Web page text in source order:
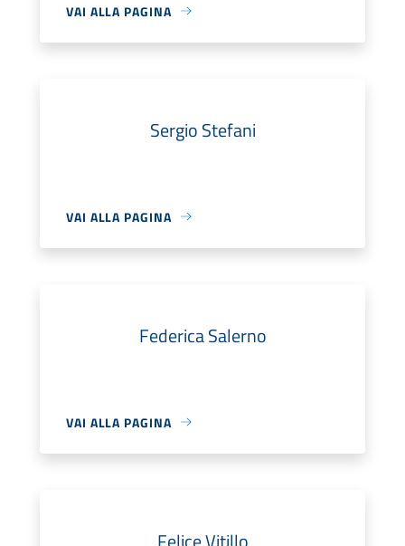
VAI ALLA PAGINA
Sergio Stefani
VAI ALLA PAGINA
Federica Salerno
VAI ALLA PAGINA